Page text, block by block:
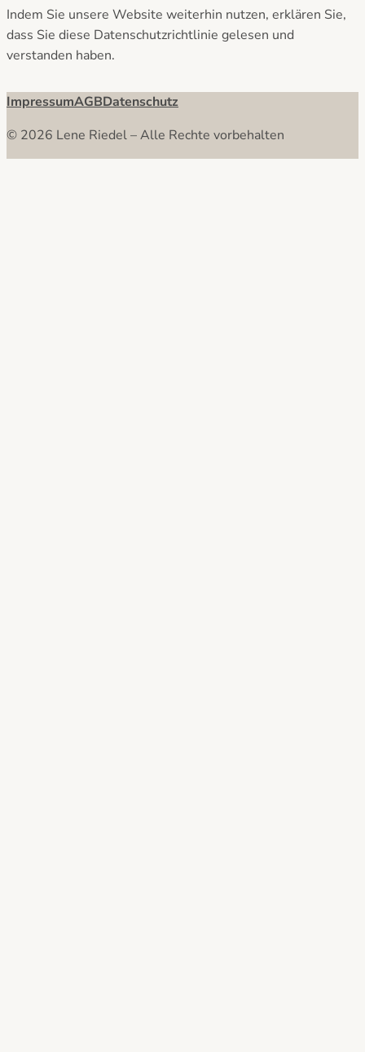
Indem Sie unsere Website weiterhin nutzen, erklären Sie,
dass Sie diese Datenschutzrichtlinie gelesen und
verstanden haben.
ImpressumAGBDatenschutz
© 2026 Lene Riedel – Alle Rechte vorbehalten